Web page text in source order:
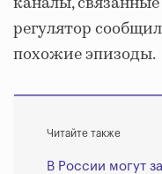
регулятор
похожие эпизоды.
Читайте также
В России могут